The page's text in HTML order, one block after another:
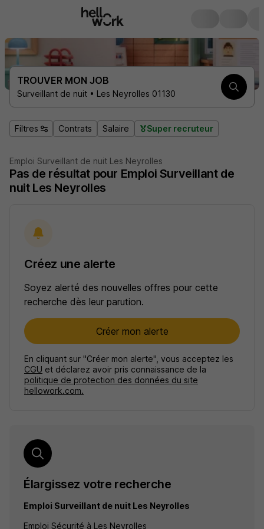
TROUVER MON JOB
Surveillant de nuit • Les Neyrolles 01130
Filtres Contrats Salaire Super recruteur
Emploi Surveillant de nuit Les Neyrolles
Pas de résultat pour Emploi Surveillant de
nuit Les Neyrolles
Créez une alerte
Soyez alerté des nouvelles offres pour cette
recherche dès leur parution.
Créer mon alerte
En cliquant sur "Créer mon alerte", vous acceptez les
CGU et déclarez avoir pris connaissance de la
politique de protection des données du site
hellowork.com.
Élargissez votre recherche
Emploi Surveillant de nuit Les Neyrolles
Emploi Sécurité à Les Neyrolles